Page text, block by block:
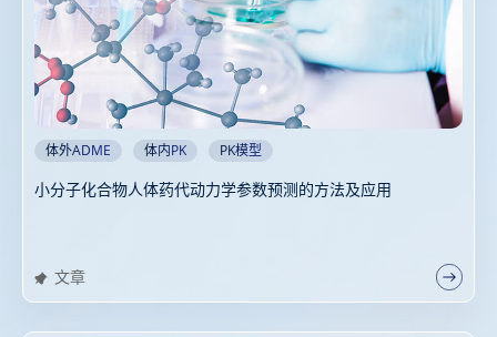
体外ADME 体内PK PK模型
小分子化合物人体药代动力学参数预测的方法及应用
文章